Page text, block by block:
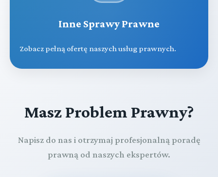
Inne Sprawy Prawne
Zobacz pełną ofertę naszych usług prawnych.
Masz Problem Prawny?
Napisz do nas i otrzymaj profesjonalną poradę
prawną od naszych ekspertów.